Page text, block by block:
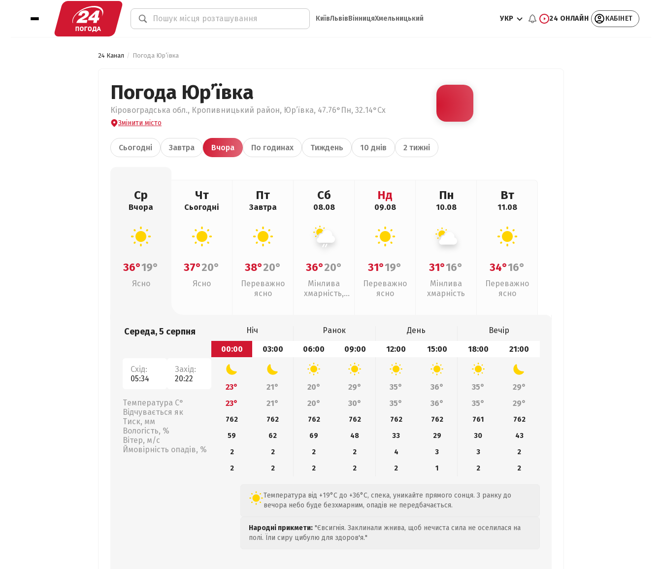
КиївЛьвівВінницяХмельницький УКР 24 ОНЛАЙН КАБІНЕТ
24 Канал Погода Юр’ївка
Погода Юр’ївка
Кіровоградська обл., Кропивницький район, Юр’ївка, 47.76°Пн, 32.14°Сх
Змінити місто
Сьогодні Завтра Вчора По годинах Тиждень 10 днів 2 тижні
Ср
Вчора
36°19°
Ясно
Чт
Сьогодні
37°20°
Ясно
Пт
Завтра
38°20°
Переважно
ясно
Сб
08.08
36°20°
Мінлива
хмарність,
Нд
09.08
31°19°
Переважно
ясно
Пн
10.08
31°16°
Мінлива
хмарність
Вт
11.08
34°16°
Переважно
ясно
Середа, 5 серпня
Схід:
05:34
Захід:
20:22
Температура С°
Відчувається як
Тиск, мм
Вологість, %
Вітер, м/с
Ймовірність опадів, %
Ніч Ранок День
Вечір
00:00
03:00 06:00 09:00 12:00 15:00 18:00 21:00
23° 21° 20° 29° 35° 36° 35°
29°
23°
21° 20° 30° 35° 36° 35° 29°
762 762 762 762 762 762 761
762
59
62 69 48 33 29 30
43
2
2 2 2 4 3 3
2
2
2 2 2 2 1 2 2
Температура від +19°C до +36°C, спека, уникайте прямого сонця. З ранку до
вечора небо буде безхмарним, опадів не передбачається.
Народні прикмети: "Євсигнія. Заклинали жнива, щоб нечиста сила не оселилася на
полі. Їли сиру цибулю для здоров'я."